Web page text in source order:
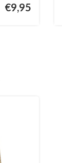
€9,95